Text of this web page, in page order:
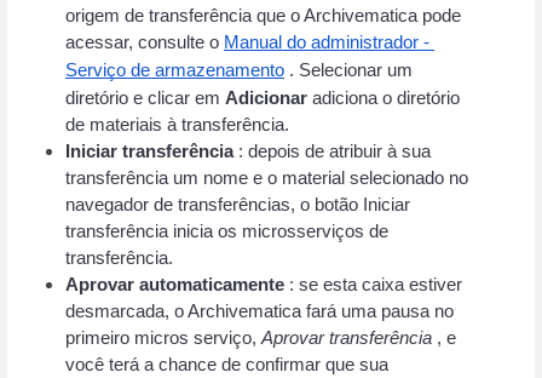
origem de transferência que o Archivematica pode
acessar, consulte o Manual do administrador -
Serviço de armazenamento . Selecionar um
diretório e clicar em Adicionar adiciona o diretório
de materiais à transferência.
Iniciar transferência : depois de atribuir à sua
transferência um nome e o material selecionado no
navegador de transferências, o botão Iniciar
transferência inicia os microsserviços de
transferência.
Aprovar automaticamente : se esta caixa estiver
desmarcada, o Archivematica fará uma pausa no
primeiro micros serviço, Aprovar transferência , e
você terá a chance de confirmar que sua